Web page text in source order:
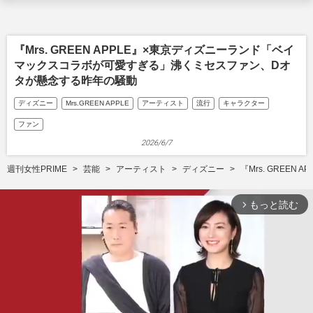
『Mrs. GREEN APPLE』×東京ディズニーランド「ベイ
マックスコラボが可愛すぎる」沸くミセスファン、Dオ
タが懸念する昨年の騒動
ディズニー Mrs.GREEN APPLE アーティスト 流行 キャラクター
ファン
2026/6/7
週刊女性PRIME 芸能 アーティスト ディズニー 『Mrs. GREEN
arrow_forward_ios もっと読む